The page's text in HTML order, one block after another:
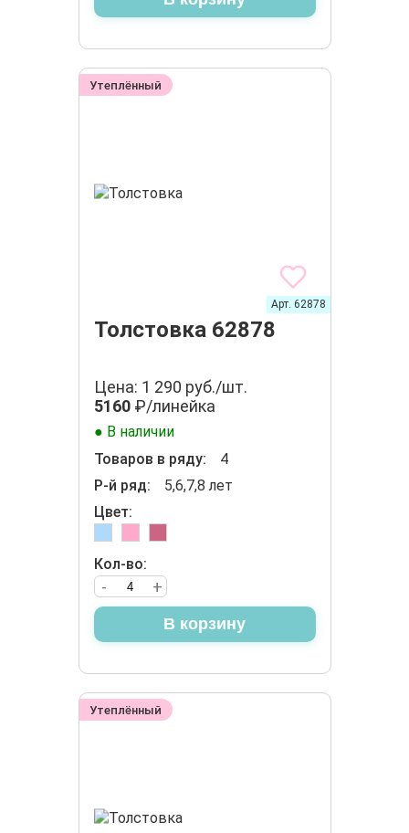
Утеплённый
Толстовка 62878
Арт. 62878
Цена: 1 290 руб./шт.
5160₽/линейка
● В наличии
Товаров в ряду:
4
Р-й ряд:
5,6,7,8 лет
Цвет:
Кол-во:
+
-
В корзину
Утеплённый